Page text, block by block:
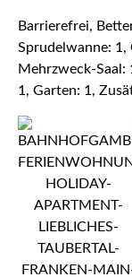
Barrierefrei,
Sprudelwanne: 1,
Mehrzweck-Saal:
1, Garten: 1,